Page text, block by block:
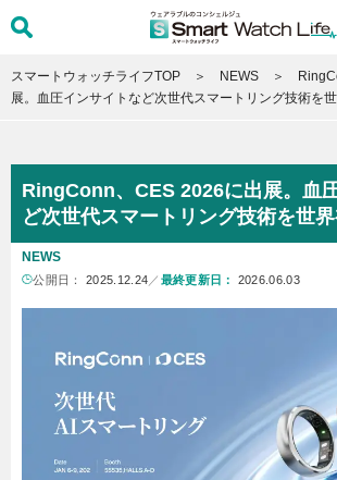
スマートウォッチライフTOP NEWS
展。血圧インサイトなど次世代スマートリング技術を
RingConn、CES 2026に出展。血
ど次世代スマートリング技術を世
NEWS
公開日： 2025.12.24 ／ 最終更新日： 2026.06.03